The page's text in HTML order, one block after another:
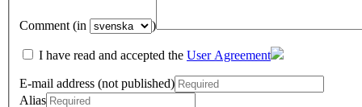
Comment (in )
I have read and accepted the User Agreement
E-mail address (not published)
Alias